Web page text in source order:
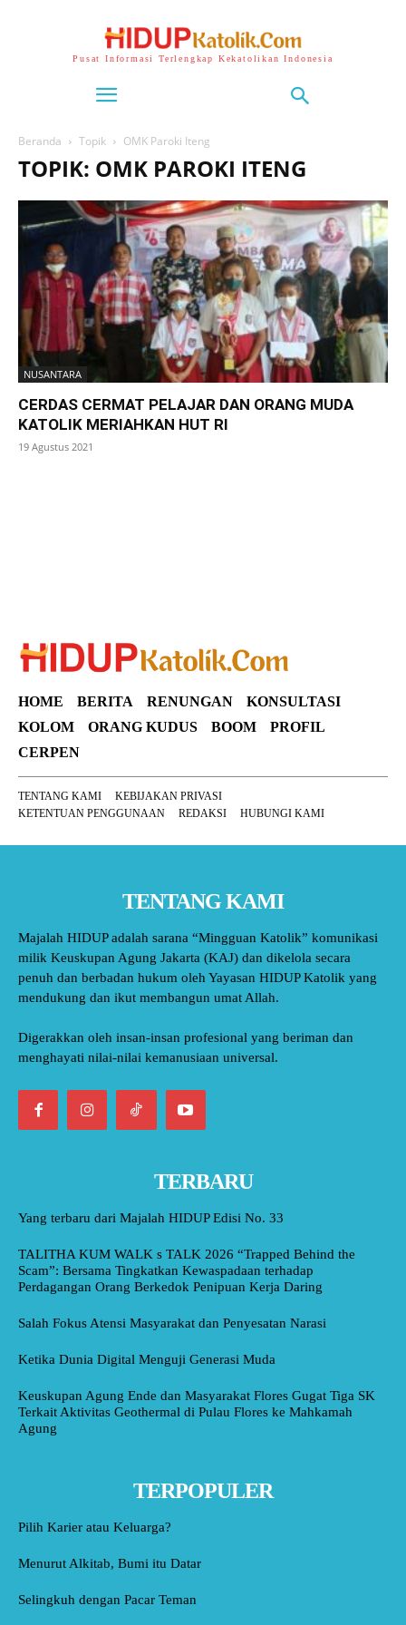
Pusat Informasi Terlengkap Kekatolikan Indonesia
Beranda Topik OMK Paroki Iteng
TOPIK: OMK PAROKI ITENG
NUSANTARA
CERDAS CERMAT PELAJAR DAN ORANG MUDA
KATOLIK MERIAHKAN HUT RI
19 Agustus 2021
HOME BERITA RENUNGAN
KONSULTASI
KOLOM
ORANG KUDUS BOOM
PROFIL
CERPEN
TENTANG KAMI
KEBIJAKAN PRIVASI
KETENTUAN PENGGUNAAN
REDAKSI HUBUNGI KAMI
TENTANG KAMI
Majalah HIDUP adalah sarana “Mingguan Katolik” komunikasi
milik Keuskupan Agung Jakarta (KAJ) dan dikelola secara
penuh dan berbadan hukum oleh Yayasan HIDUP Katolik yang
mendukung dan ikut membangun umat Allah.
Digerakkan oleh insan-insan profesional yang beriman dan
menghayati nilai-nilai kemanusiaan universal.
TERBARU
Yang terbaru dari Majalah HIDUP Edisi No. 33
TALITHA KUM WALK s TALK 2026 “Trapped Behind the
Scam”: Bersama Tingkatkan Kewaspadaan terhadap
Perdagangan Orang Berkedok Penipuan Kerja Daring
Salah Fokus Atensi Masyarakat dan Penyesatan Narasi
Ketika Dunia Digital Menguji Generasi Muda
Keuskupan Agung Ende dan Masyarakat Flores Gugat Tiga SK
Terkait Aktivitas Geothermal di Pulau Flores ke Mahkamah
Agung
TERPOPULER
Pilih Karier atau Keluarga?
Menurut Alkitab, Bumi itu Datar
Selingkuh dengan Pacar Teman